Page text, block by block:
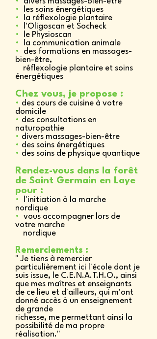
•
les soins énergétiques
•
la réflexologie plantaire
•
l'Oligoscan et Socheck
•
le Physioscan
•
la communication animale
• des formations en massages-
bien-être,
réflexologie plantaire et soins
énergétiques
Chez vous, je propose :
• des cours de cuisine à votre
domicile
• des consultations en
naturopathie
• divers massages-bien-être
• des soins énergétiques
• des soins de physique quantique
Rendez-vous dans la forêt
de Saint Germain en Laye
pour :
•
l'initiation à la marche
nordique
• vous accompagner lors de
votre marche
nordique
Remerciements :
" Je tiens à remercier
particulièrement ici l'école dont je
suis issue, le C.E.N.A.T.H.O., ainsi
que mes maîtres et enseignants
de ce lieu et d'ailleurs, qui m'ont
donné accès à un enseignement
de grande
richesse, me permettant ainsi la
possibilité de ma propre
réalisation."